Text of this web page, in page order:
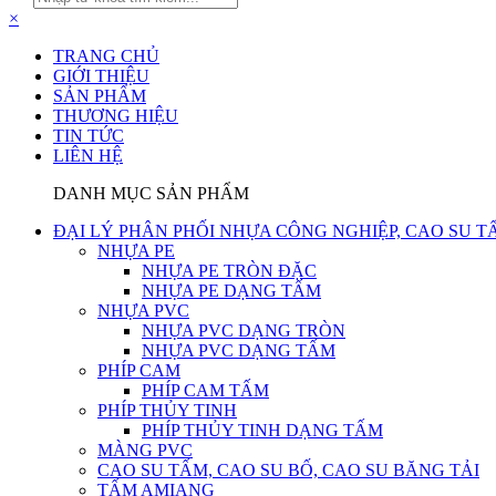
×
TRANG CHỦ
GIỚI THIỆU
SẢN PHẨM
THƯƠNG HIỆU
TIN TỨC
LIÊN HỆ
DANH MỤC SẢN PHẨM
ĐẠI LÝ PHÂN PHỐI NHỰA CÔNG NGHIỆP, CAO SU
NHỰA PE
NHỰA PE TRÒN ĐẶC
NHỰA PE DẠNG TẤM
NHỰA PVC
NHỰA PVC DẠNG TRÒN
NHỰA PVC DẠNG TẤM
PHÍP CAM
PHÍP CAM TẤM
PHÍP THỦY TINH
PHÍP THỦY TINH DẠNG TẤM
MÀNG PVC
CAO SU TẤM, CAO SU BỐ, CAO SU BĂNG TẢI
TẤM AMIANG